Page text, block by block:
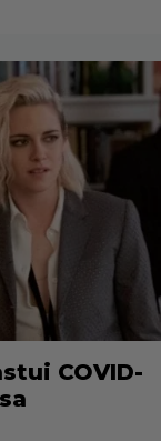
COVID-